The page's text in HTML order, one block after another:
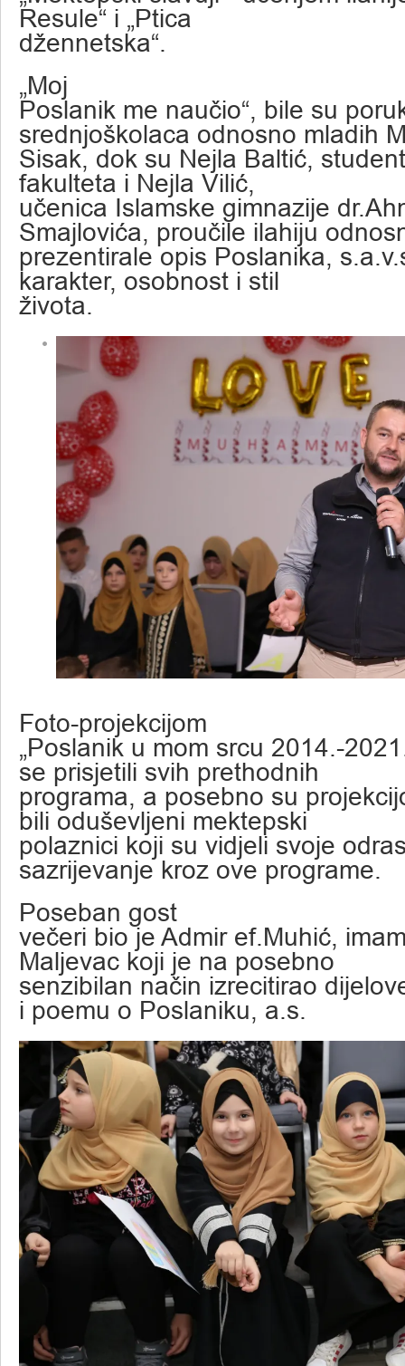
Resule“ i „Ptica
džennetska“.
„Moj
Poslanik me naučio“, bile su
srednjoškolaca odnosno mladih
Sisak, dok su Nejla Baltić,
fakulteta i Nejla Vilić,
učenica Islamske gimnazije
Smajlovića, proučile ilahiju
prezentirale opis Poslanika,
karakter, osobnost i stil
života.
Foto-projekcijom
„Poslanik u mom srcu 2014.-
se prisjetili svih prethodnih
programa, a posebno su
bili oduševljeni mektepski
polaznici koji su vidjeli svoje
sazrijevanje kroz ove programe.
Poseban gost
večeri bio je Admir ef.Muhić,
Maljevac koji je na posebno
senzibilan način izrecitirao
i poemu o Poslaniku, a.s.